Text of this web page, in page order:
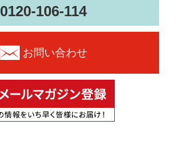
0120-106-114
お問い合わせ